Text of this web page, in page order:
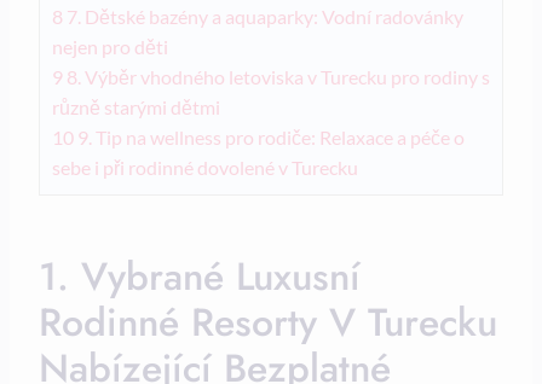
8 7. Dětské bazény a aquaparky: Vodní radovánky
nejen pro děti
9 8. Výběr vhodného letoviska v Turecku pro rodiny s
různě starými dětmi
10 9. Tip na wellness pro rodiče: Relaxace a péče o
sebe i při rodinné dovolené v Turecku
1. Vybrané Luxusní
Rodinné Resorty V Turecku
Nabízející Bezplatné